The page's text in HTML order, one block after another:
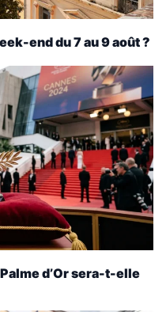
end du 7 au 9 août ?
d’Or sera-t-elle